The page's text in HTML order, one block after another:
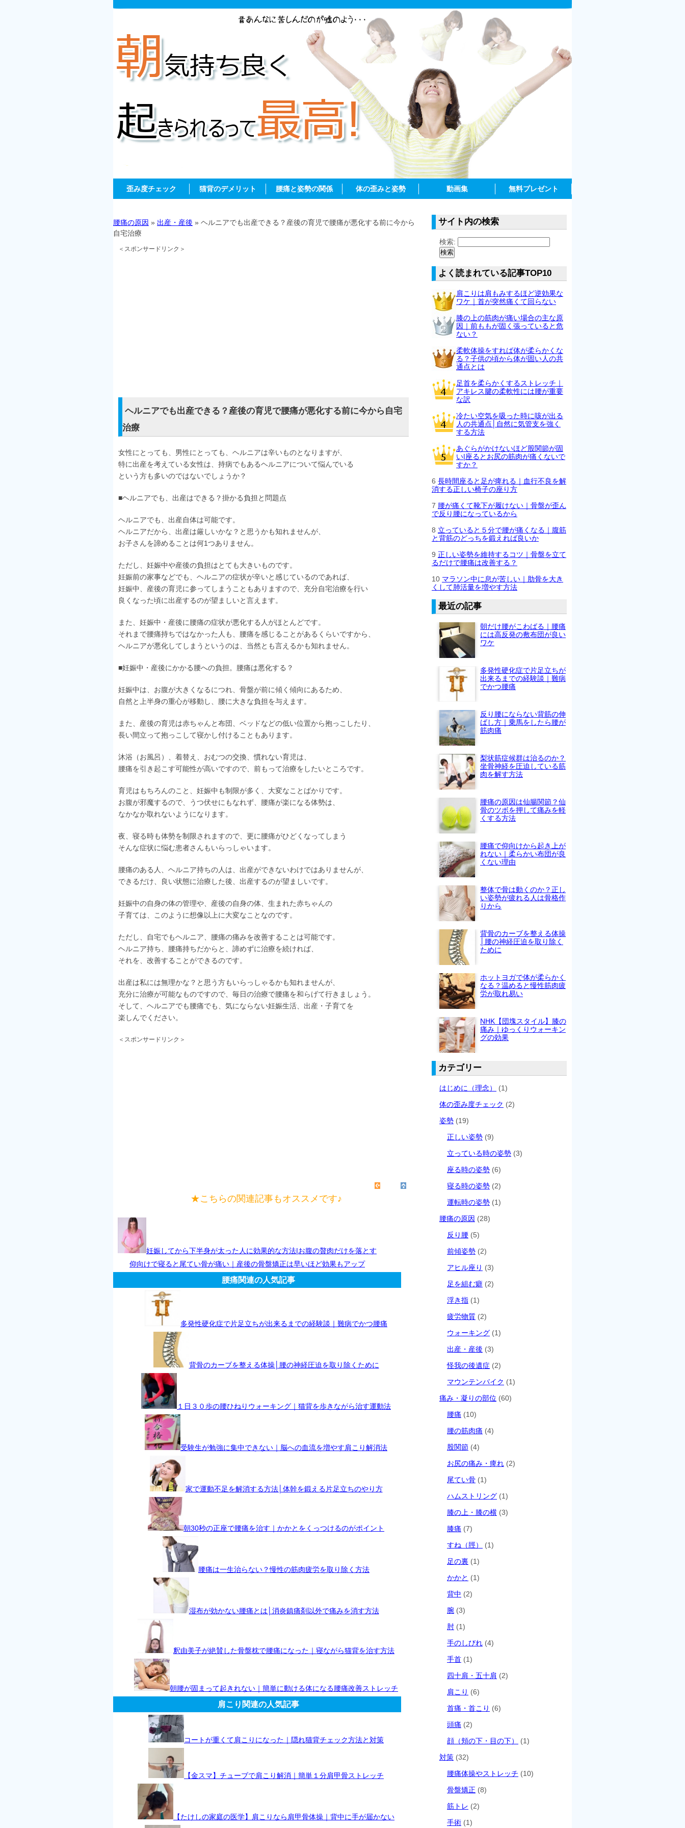
歪み度チェック 猫背のデメリット 腰痛と姿勢の関係 体の歪みと姿勢 動画集 無料プレゼント
腰痛の原因 » 出産・産後 » ヘルニアでも出産できる？産後の育児で腰痛が悪化する前に今から
自宅治療
＜スポンサードリンク＞
ヘルニアでも出産できる？産後の育児で腰痛が悪化する前に今から自宅
治療
女性にとっても、男性にとっても、ヘルニアは辛いものとなりますが、
特に出産を考えている女性は、持病でもあるヘルニアについて悩んでいる
という方も多いのではないでしょうか？
■ヘルニアでも、出産はできる？掛かる負担と問題点
ヘルニアでも、出産自体は可能です。
ヘルニアだから、出産は厳しいかな？と思うかも知れませんが、
お子さんを諦めることは何1つありません。
ただし、妊娠中や産後の負担はとても大きいものです。
妊娠前の家事などでも、ヘルニアの症状が辛いと感じているのであれば、
妊娠中、産後の育児に参ってしまうこともありますので、充分自宅治療を行い
良くなった頃に出産するのが望ましいと言えます。
また、妊娠中・産後に腰痛の症状が悪化する人がほとんどです。
それまで腰痛持ちではなかった人も、腰痛を感じることがあるくらいですから、
ヘルニアが悪化してしまうというのは、当然とも言えるかも知れません。
■妊娠中・産後にかかる腰への負担。腰痛は悪化する？
妊娠中は、お腹が大きくなるにつれ、骨盤が前に傾く傾向にあるため、
自然と上半身の重心が移動し、腰に大きな負担を与えます。
また、産後の育児は赤ちゃんと布団、ベッドなどの低い位置から抱っこしたり、
長い間立って抱っこして寝かし付けることもあります。
沐浴（お風呂）、着替え、おむつの交換、慣れない育児は、
腰痛を引き起こす可能性が高いですので、前もって治療をしたいところです。
育児はもちろんのこと、妊娠中も制限が多く、大変なことばかりです。
お腹が邪魔するので、うつ伏せにもなれず、腰痛が楽になる体勢は、
なかなか取れないようになります。
夜、寝る時も体勢を制限されますので、更に腰痛がひどくなってしまう
そんな症状に悩む患者さんもいらっしゃいます。
腰痛のある人、ヘルニア持ちの人は、出産ができないわけではありませんが、
できるだけ、良い状態に治療した後、出産するのが望ましいです。
妊娠中の自身の体の管理や、産後の自身の体、生まれた赤ちゃんの
子育ては、このように想像以上に大変なことなのです。
ただし、自宅でもヘルニア、腰痛の痛みを改善することは可能です。
ヘルニア持ち、腰痛持ちだからと、諦めずに治療を続ければ、
それを、改善することができるのです。
出産は私には無理かな？と思う方もいらっしゃるかも知れませんが、
充分に治療が可能なものですので、毎日の治療で腰痛を和らげて行きましょう。
そして、ヘルニアでも腰痛でも、気にならない妊娠生活、出産・子育てを
楽しんでください。
＜スポンサードリンク＞
★こちらの関連記事もオススメです♪
妊娠してから下半身が太った人に効果的な方法|お腹の贅肉だけを落とす
仰向けで寝ると尾てい骨が痛い｜産後の骨盤矯正は早いほど効果もアップ
腰痛関連の人気記事
多発性硬化症で片足立ちが出来るまでの経験談｜難病でかつ腰痛
背骨のカーブを整える体操│腰の神経圧迫を取り除くために
１日３０歩の腰ひねりウォーキング｜猫背を歩きながら治す運動法
受験生が勉強に集中できない｜脳への血流を増やす肩こり解消法
家で運動不足を解消する方法│体幹を鍛える片足立ちのやり方
朝30秒の正座で腰痛を治す｜かかとをくっつけるのがポイント
腰痛は一生治らない？慢性の筋肉疲労を取り除く方法
湿布が効かない腰痛とは│消炎鎮痛剤以外で痛みを消す方法
釈由美子が絶賛した骨盤枕で腰痛になった｜寝ながら猫背を治す方法
朝腰が固まって起きれない｜簡単に動ける体になる腰痛改善ストレッチ
肩こり関連の人気記事
コートが重くて肩こりになった｜隠れ猫背チェック方法と対策
【金スマ】チューブで肩こり解消｜簡単１分肩甲骨ストレッチ
【たけしの家庭の医学】肩こりなら肩甲骨体操｜背中に手が届かない
サイト内の検索
検索:
よく読まれている記事TOP10
肩こりは肩もみするほど逆効果な
ワケ｜首が突然痛くて回らない
膝の上の筋肉が痛い場合の主な原
因｜前ももが固く張っていると危
ない？
柔軟体操をすれば体が柔らかくな
る？子供の頃から体が固い人の共
通点とは
足首を柔らかくするストレッチ｜
アキレス腱の柔軟性には腰が重要
な訳
冷たい空気を吸った時に咳が出る
人の共通点│自然に気管支を強く
する方法
あぐらがかけないほど股関節が固
い|座るとお尻の筋肉が痛くないで
すか？
6 長時間座ると足が痺れる｜血行不良を解
消する正しい椅子の座り方
7 腰が痛くて靴下が履けない｜骨盤が歪ん
で反り腰になっているから
8 立っていると５分で腰が痛くなる｜腹筋
と背筋のどっちを鍛えれば良いか
9 正しい姿勢を維持するコツ｜骨盤を立て
るだけで腰痛は改善する？
10 マラソン中に息が苦しい｜肋骨を大き
くして肺活量を増やす方法
最近の記事
朝だけ腰がこわばる｜腰痛
には高反発の敷布団が良い
ワケ
多発性硬化症で片足立ちが
出来るまでの経験談｜難病
でかつ腰痛
反り腰にならない背筋の伸
ばし方｜乗馬をしたら腰が
筋肉痛
梨状筋症候群は治るのか？
坐骨神経を圧迫している筋
肉を解す方法
腰痛の原因は仙腸関節？仙
骨のツボを押して痛みを軽
くする方法
腰痛で仰向けから起き上が
れない｜柔らかい布団が良
くない理由
整体で骨は動くのか？正し
い姿勢が疲れる人は骨格作
りから
背骨のカーブを整える体操
│腰の神経圧迫を取り除く
ために
ホットヨガで体が柔らかく
なる？温めると慢性筋肉疲
労が取れ易い
NHK【団塊スタイル】膝の
痛み｜ゆっくりウォーキン
グの効果
カテゴリー
はじめに（理念）
(1)
体の歪み度チェック (2)
姿勢 (19)
正しい姿勢 (9)
立っている時の姿勢 (3)
座る時の姿勢 (6)
寝る時の姿勢 (2)
運転時の姿勢 (1)
腰痛の原因 (28)
反り腰 (5)
前傾姿勢 (2)
アヒル座り (3)
足を組む癖 (2)
浮き指 (1)
疲労物質 (2)
ウォーキング (1)
出産・産後 (3)
怪我の後遺症 (2)
マウンテンバイク (1)
痛み・凝りの部位 (60)
腰痛 (10)
腰の筋肉痛 (4)
股関節 (4)
お尻の痛み・痺れ (2)
尾てい骨 (1)
ハムストリング (1)
膝の上・膝の横 (3)
膝痛 (7)
すね（脛）
(1)
足の裏 (1)
かかと (1)
背中 (2)
腕 (3)
肘 (1)
手のしびれ (4)
手首 (1)
四十肩・五十肩 (2)
肩こり (6)
首痛・首こり (6)
頭痛 (2)
顔（頬の下・目の下）
(1)
対策 (32)
腰痛体操やストレッチ (10)
骨盤矯正 (8)
筋トレ (2)
手術 (1)